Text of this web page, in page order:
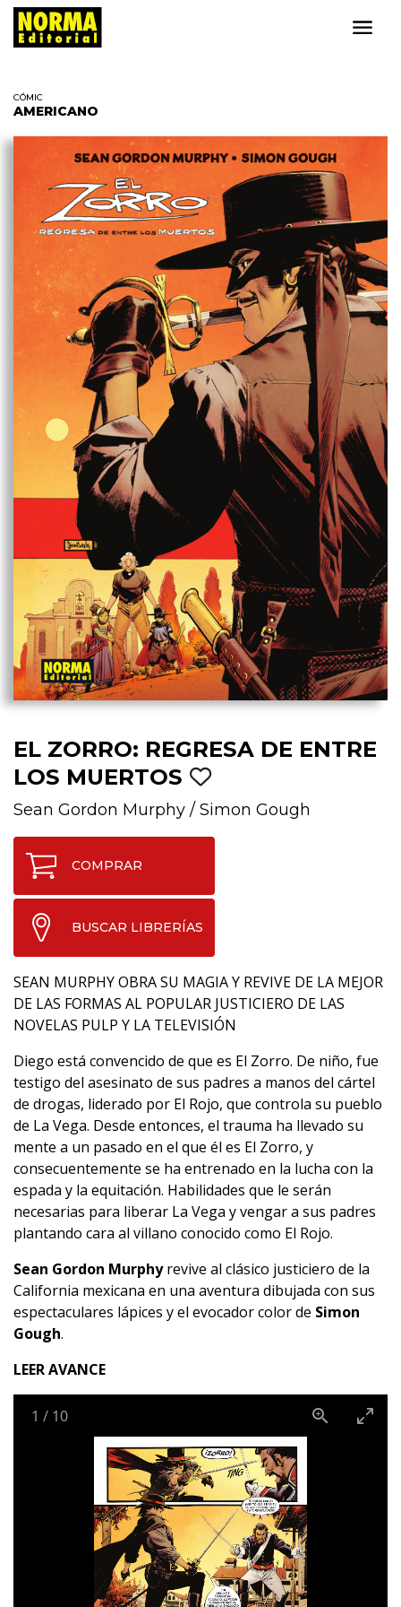
CÓMIC
AMERICANO
EL ZORRO: REGRESA DE ENTRE
LOS MUERTOS
Sean Gordon Murphy / Simon Gough
COMPRAR
BUSCAR LIBRERÍAS
SEAN MURPHY OBRA SU MAGIA Y REVIVE DE LA MEJOR
DE LAS FORMAS AL POPULAR JUSTICIERO DE LAS
NOVELAS PULP Y LA TELEVISIÓN
Diego está convencido de que es El Zorro. De niño, fue
testigo del asesinato de sus padres a manos del cártel
de drogas, liderado por El Rojo, que controla su pueblo
de La Vega. Desde entonces, el trauma ha llevado su
mente a un pasado en el que él es El Zorro, y
consecuentemente se ha entrenado en la lucha con la
espada y la equitación. Habilidades que le serán
necesarias para liberar La Vega y vengar a sus padres
plantando cara al villano conocido como El Rojo.
Sean Gordon Murphyrevive al clásico justiciero de la
California mexicana en una aventura dibujada con sus
espectaculares lápices y el evocador color de Simon
Gough.
LEER AVANCE
1 / 10